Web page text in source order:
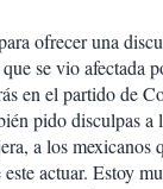
ofrecer una
se vio afectada
en el partido de
pido disculpas a
a los mexicanos
este actuar. Estoy